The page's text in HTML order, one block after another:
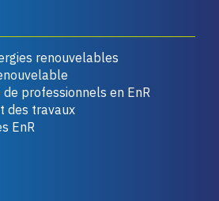
renouvelables
professionnels en EnR
des travaux
EnR